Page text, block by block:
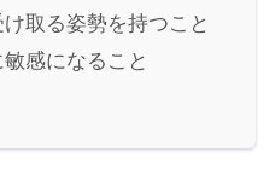
取る姿勢を持つこと
感になること